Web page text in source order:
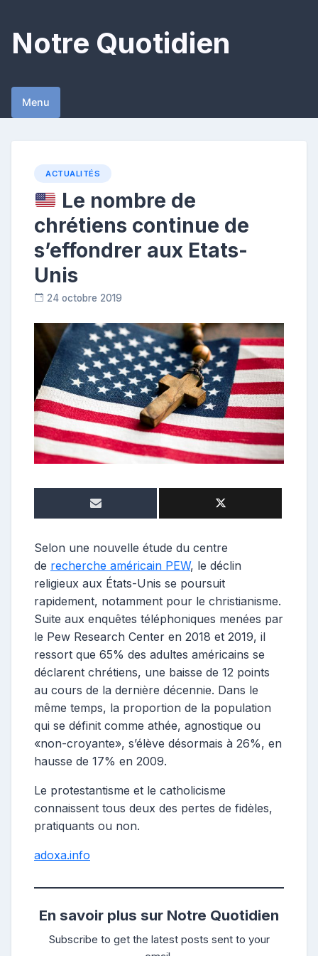
content
Notre Quotidien
Menu
ACTUALITÉS
Le nombre de
chrétiens continue de
s’effondrer aux Etats-
Unis
24 octobre 2019
e
p
o
s
t
e
u
r
Selon une nouvelle étude du centre
de recherche américain PEW, le déclin
religieux aux États-Unis se poursuit
rapidement, notamment pour le christianisme.
Suite aux enquêtes téléphoniques menées par
le Pew Research Center en 2018 et 2019, il
ressort que 65% des adultes américains se
déclarent chrétiens, une baisse de 12 points
au cours de la dernière décennie. Dans le
même temps, la proportion de la population
qui se définit comme athée, agnostique ou
«non-croyante», s’élève désormais à 26%, en
hausse de 17% en 2009.
Le protestantisme et le catholicisme
connaissent tous deux des pertes de fidèles,
pratiquants ou non.
adoxa.info
En savoir plus sur Notre Quotidien
Subscribe to get the latest posts sent to your